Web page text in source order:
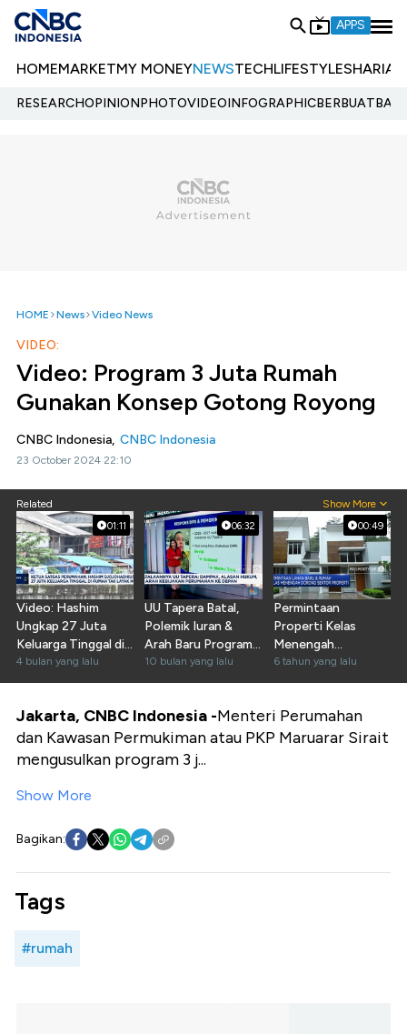
APPS
HOMEMARKETMY MONEYNEWSTECHLIFESTYLESHARIA
RESEARCHOPINIONPHOTOVIDEOINFOGRAPHIC
HOME News Video News
VIDEO:
Video: Program 3 Juta Rumah
Gunakan Konsep Gotong Royong
CNBC Indonesia, CNBC Indonesia
23 October 2024 22:10
Related Show More
01:11
Video: Hashim
Ungkap 27 Juta
Keluarga Tinggal di
Rumah Tak Layak
Huni
4 bulan yang lalu
06:32
UU Tapera Batal,
Polemik Iuran &
Arah Baru Program
Tabungan Rumah
10 bulan yang lalu
00:49
Permintaan
Properti Kelas
Menengah
Diproyeksi Naik
6 tahun yang lalu
Jakarta, CNBC Indonesia -Menteri Perumahan
dan Kawasan Permukiman atau PKP Maruarar Sirait
mengusulkan program 3 j...
Show More
Bagikan:
Tags
#rumah